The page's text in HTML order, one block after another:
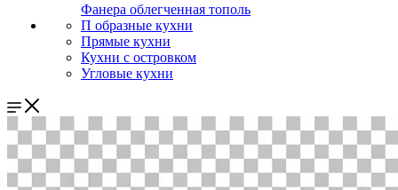
Фанера облегченная тополь
П образные кухни
Прямые кухни
Кухни с островком
Угловые кухни